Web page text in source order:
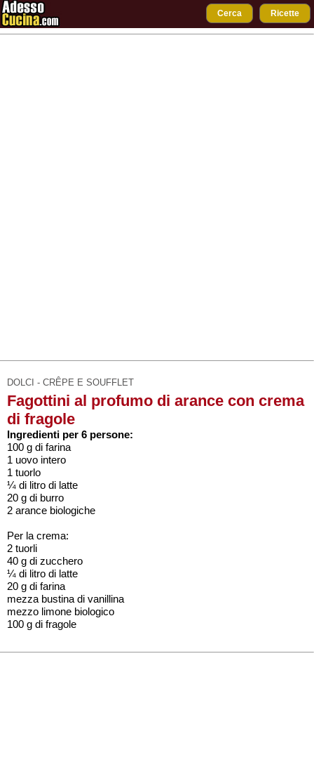
Cerca Ricette
DOLCI - CRÊPE E SOUFFLET
Fagottini al profumo di arance con crema
di fragole
Ingredienti per 6 persone:
100 g di farina
1 uovo intero
1 tuorlo
¼ di litro di latte
20 g di burro
2 arance biologiche
Per la crema:
2 tuorli
40 g di zucchero
¼ di litro di latte
20 g di farina
mezza bustina di vanillina
mezzo limone biologico
100 g di fragole